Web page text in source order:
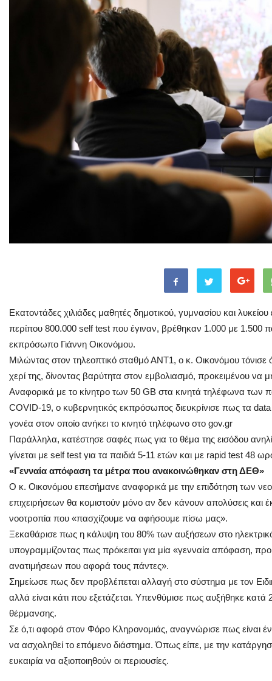
Εκατοντάδες χιλιάδες μαθητές δημοτικού, γυμνασίου και
περίπου 800.000 self test που έγιναν, βρέθηκαν 1.000 με 1.500
εκπρόσωπο Γιάννη Οικονόμου.
Μιλώντας στον τηλεοπτικό σταθμό ΑΝΤ1, ο κ. Οικονόμου τόνισε
χερί της, δίνοντας βαρύτητα στον εμβολιασμό, προκειμένου να
Αναφορικά με το κίνητρο των 50 GB στα κινητά τηλέφωνα των
COVID-19, ο κυβερνητικός εκπρόσωπος διευκρίνισε πως τα data
γονέα στον οποίο ανήκει το κινητό τηλέφωνο στο gov.gr
Παράλληλα, κατέστησε σαφές πως για το θέμα της εισόδου
γίνεται με self test για τα παιδιά 5-11 ετών και με rapid test 48
«Γενναία απόφαση τα μέτρα που ανακοινώθηκαν στη ΔΕΘ»
Ο κ. Οικονόμου επεσήμανε αναφορικά με την επιδότηση των
επιχειρήσεων θα κομιστούν μόνο αν δεν κάνουν απολύσεις και
νοοτροπία που «πασχίζουμε να αφήσουμε πίσω μας».
Ξεκαθάρισε πως η κάλυψη του 80% των αυξήσεων στο
υπογραμμίζοντας πως πρόκειται για μία «γενναία απόφαση,
ανατιμήσεων που αφορά τους πάντες».
Σημείωσε πως δεν προβλέπεται αλλαγή στο σύστημα με τον
αλλά είναι κάτι που εξετάζεται. Υπενθύμισε πως αυξήθηκε κατά
θέρμανσης.
Σε ό,τι αφορά στον Φόρο Κληρονομιάς, αναγνώρισε πως είναι
να ασχοληθεί το επόμενο διάστημα. Όπως είπε, με την
ευκαιρία να αξιοποιηθούν οι περιουσίες.